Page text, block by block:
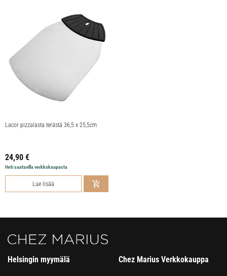
Lacor pizzalasta terästä 36,5 x 25,5cm
24,90 €
Heti saatavilla verkkokaupasta
Lue lisää
Helsingin myymälä Chez Marius Verkkokauppa